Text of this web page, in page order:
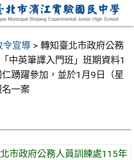
令宣導 > 轉知臺北市政府公務
中英筆譯入門班」班期資料1
踴躍參加，並於1月9日（星
一案
市政府公務人員訓練處115年